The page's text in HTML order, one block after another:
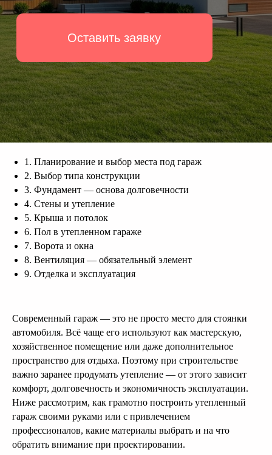
1. Планирование и выбор места под гараж
2. Выбор типа конструкции
3. Фундамент — основа долговечности
4. Стены и утепление
5. Крыша и потолок
6. Пол в утепленном гараже
7. Ворота и окна
8. Вентиляция — обязательный элемент
9. Отделка и эксплуатация
Современный гараж — это не просто место для стоянки
автомобиля. Всё чаще его используют как мастерскую,
хозяйственное помещение или даже дополнительное
пространство для отдыха. Поэтому при строительстве
важно заранее продумать утепление — от этого зависит
комфорт, долговечность и экономичность эксплуатации.
Ниже рассмотрим, как грамотно построить утепленный
гараж своими руками или с привлечением
профессионалов, какие материалы выбрать и на что
обратить внимание при проектировании.